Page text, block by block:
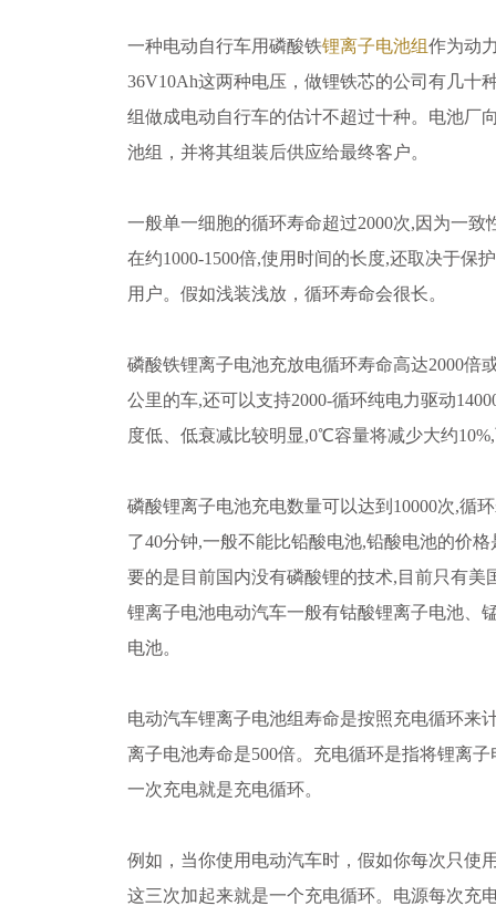
一种电动自行车用磷酸铁锂离子电池组作为动
36V10Ah这两种电压，做锂铁芯的公司有几十
组做成电动自行车的估计不超过十种。电池厂
池组，并将其组装后供应给最终客户。
一般单一细胞的循环寿命超过2000次,因为一致
在约1000-1500倍,使用时间的长度,还取决于保
用户。假如浅装浅放，循环寿命会很长。
磷酸铁锂离子电池充放电循环寿命高达2000倍
公里的车,还可以支持2000-循环纯电力驱动
度低、低衰减比较明显,0℃容量将减少大约
磷酸锂离子电池充电数量可以达到10000次,循
了40分钟,一般不能比铅酸电池,铅酸电池的价
要的是目前国内没有磷酸锂的技术,目前只有美
锂离子电池电动汽车一般有钴酸锂离子电池、
电池。
电动汽车锂离子电池组寿命是按照充电循环来
离子电池寿命是500倍。充电循环是指将锂离
一次充电就是充电循环。
例如，当你使用电动汽车时，假如你每次只使
这三次加起来就是一个充电循环。电源每次充